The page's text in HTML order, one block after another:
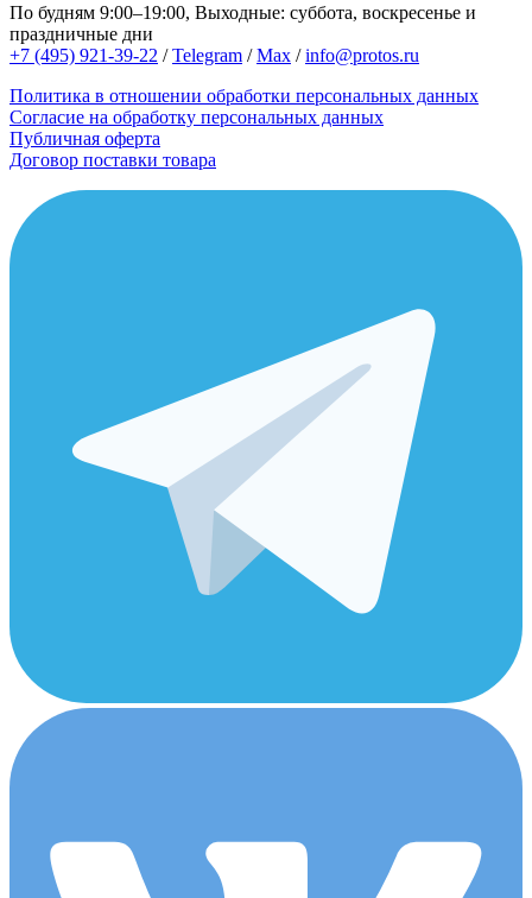
По будням 9:00–19:00, Выходные: суббота, воскресенье и
праздничные дни
+7 (495) 921-39-22 /Telegram /Max /info@protos.ru
Политика в отношении обработки персональных данных
Согласие на обработку персональных данных
Публичная оферта
Договор поставки товара